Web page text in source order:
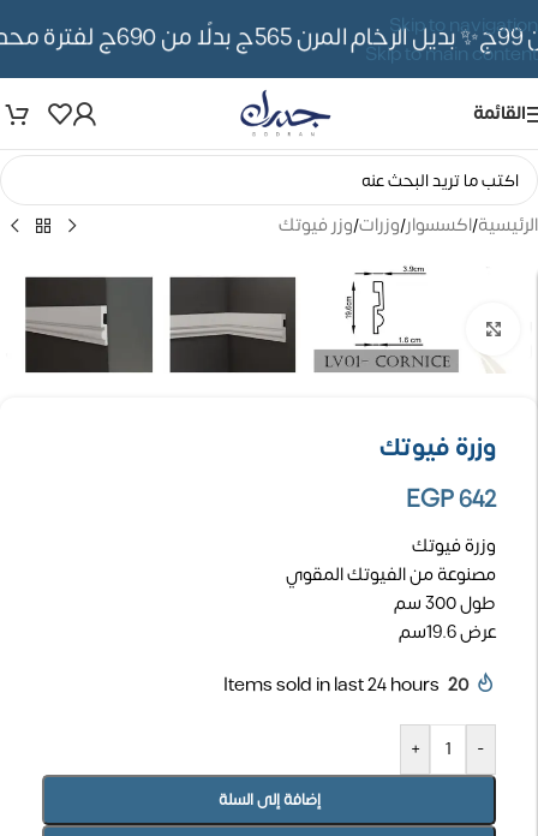
Skip to navigation
Skip to main content
✨ بديل الرخام المرن 565ج بدلًا من 690ج لفترة محدوده
القائمة
الرئيسية/اكسسوار/وزرات/وزر فيوتك
وزرة فيوتك
EGP642
وزرة فيوتك
مصنوعة من الفيوتك المقوي
طول 300 سم
عرض 19.6سم
20
Items sold in last 24 hours
-
+
إضافة إلى السلة